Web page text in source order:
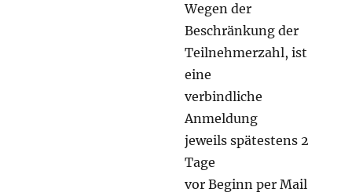
Wegen der
Beschränkung der
Teilnehmerzahl, ist
eine
verbindliche
Anmeldung
jeweils spätestens 2
Tage
vor Beginn per Mail